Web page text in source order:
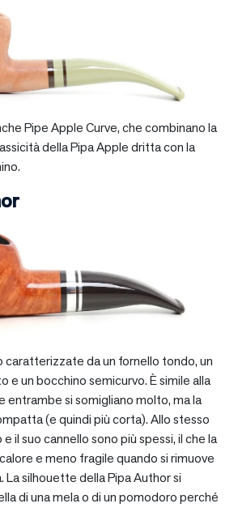
Pipe Apple Curve, che combinano la
della Pipa Apple dritta con la
caratterizzate da un fornello tondo, un
e un bocchino semicurvo. È simile alla
entrambe si somigliano molto, ma la
(e quindi più corta). Allo stesso
il suo cannello sono più spessi, il che la
e meno fragile quando si rimuove
La silhouette della Pipa Author si
di una mela o di un pomodoro perché